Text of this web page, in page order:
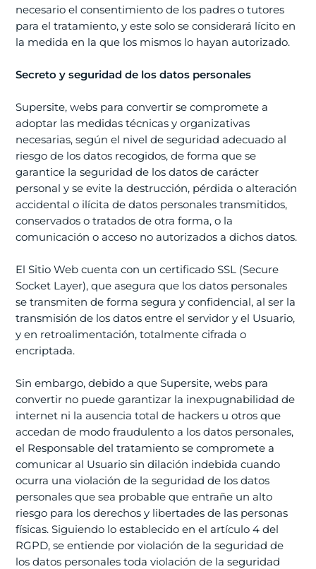
necesario el consentimiento de los padres o tutores
para el tratamiento, y este solo se considerará lícito en
la medida en la que los mismos lo hayan autorizado.
Secreto y seguridad de los datos personales
Supersite, webs para convertir se compromete a
adoptar las medidas técnicas y organizativas
necesarias, según el nivel de seguridad adecuado al
riesgo de los datos recogidos, de forma que se
garantice la seguridad de los datos de carácter
personal y se evite la destrucción, pérdida o alteración
accidental o ilícita de datos personales transmitidos,
conservados o tratados de otra forma, o la
comunicación o acceso no autorizados a dichos datos.
El Sitio Web cuenta con un certificado SSL (Secure
Socket Layer), que asegura que los datos personales
se transmiten de forma segura y confidencial, al ser la
transmisión de los datos entre el servidor y el Usuario,
y en retroalimentación, totalmente cifrada o
encriptada.
Sin embargo, debido a que Supersite, webs para
convertir no puede garantizar la inexpugnabilidad de
internet ni la ausencia total de hackers u otros que
accedan de modo fraudulento a los datos personales,
el Responsable del tratamiento se compromete a
comunicar al Usuario sin dilación indebida cuando
ocurra una violación de la seguridad de los datos
personales que sea probable que entrañe un alto
riesgo para los derechos y libertades de las personas
físicas. Siguiendo lo establecido en el artículo 4 del
RGPD, se entiende por violación de la seguridad de
los datos personales toda violación de la seguridad